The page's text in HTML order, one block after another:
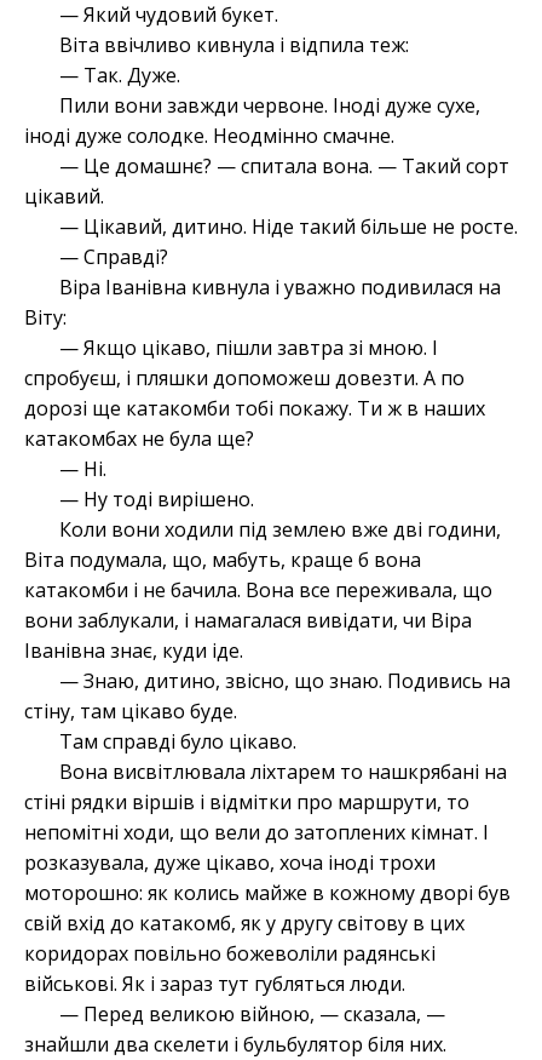
— Який чудовий букет.
Віта ввічливо кивнула і відпила теж:
— Так. Дуже.
Пили вони завжди червоне. Іноді дуже сухе,
іноді дуже солодке. Неодмінно смачне.
— Це домашнє? — спитала вона. — Такий сорт
цікавий.
— Цікавий, дитино. Ніде такий більше не росте.
— Справді?
Віра Іванівна кивнула і уважно подивилася на
Віту:
— Якщо цікаво, пішли завтра зі мною. І
спробуєш, і пляшки допоможеш довезти. А по
дорозі ще катакомби тобі покажу. Ти ж в наших
катакомбах не була ще?
— Ні.
— Ну тоді вирішено.
Коли вони ходили під землею вже дві години,
Віта подумала, що, мабуть, краще б вона
катакомби і не бачила. Вона все переживала, що
вони заблукали, і намагалася вивідати, чи Віра
Іванівна знає, куди іде.
— Знаю, дитино, звісно, що знаю. Подивись на
стіну, там цікаво буде.
Там справді було цікаво.
Вона висвітлювала ліхтарем то нашкрябані на
стіні рядки віршів і відмітки про маршрути, то
непомітні ходи, що вели до затоплених кімнат. І
розказувала, дуже цікаво, хоча іноді трохи
моторошно: як колись майже в кожному дворі був
свій вхід до катакомб, як у другу світову в цих
коридорах повільно божеволіли радянські
військові. Як і зараз тут губляться люди.
— Перед великою війною, — сказала, —
знайшли два скелети і бульбулятор біля них.